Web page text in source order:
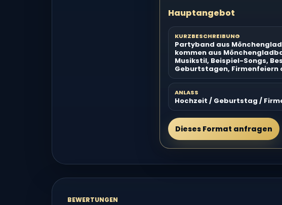
Hauptangebot
KURZBESCHREIBUNG
Partyband aus
kommen aus
Musikstil, Beispiel-Songs,
Geburtstagen, Firmenfeiern
ANLASS
Hochzeit / Geburtstag /
Dieses Format anfragen
BEWERTUNGEN